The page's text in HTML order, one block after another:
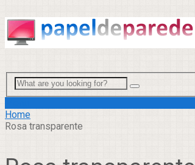
Home
Rosa transparente